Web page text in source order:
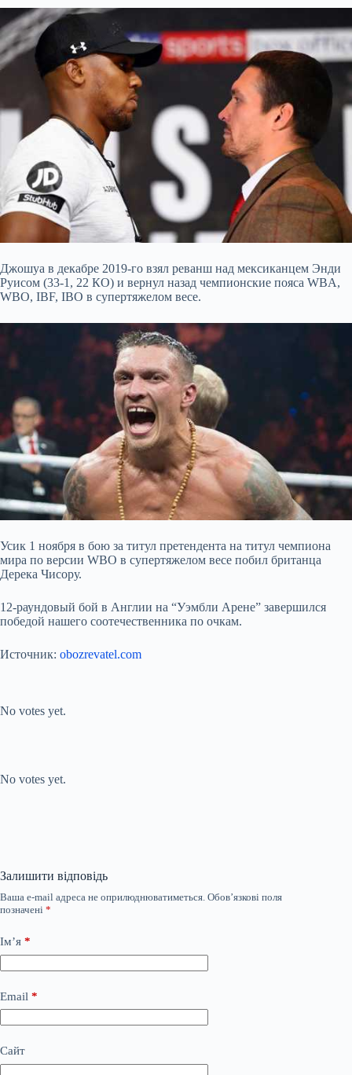
Джошуа в декабре 2019-го взял реванш над мексиканцем Энди
Руисом (33-1, 22 КО) и вернул назад чемпионские пояса WBA,
WBO, IBF, IBO в супертяжелом весе.
Усик 1 ноября в бою за титул претендента на титул чемпиона
мира по версии WBO в супертяжелом весе побил британца
Дерека Чисору.
12-раундовый бой в Англии на “Уэмбли Арене” завершился
победой нашего соотечественника по очкам.
Источник: obozrevatel.com
No votes yet.
No votes yet.
Залишити відповідь
Ваша e-mail адреса не оприлюднюватиметься. Обов’язкові поля
позначені *
Ім’я *
Email *
Сайт